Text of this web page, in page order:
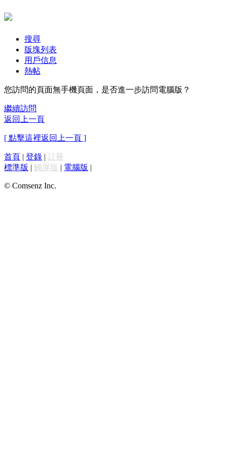
搜尋
版塊列表
用戶信息
熱帖
您訪問的頁面無手機頁面，是否進一步訪問電腦版？
繼續訪問
返回上一頁
[ 點擊這裡返回上一頁 ]
首頁 | 登錄 | 註冊
標準版 | 觸屏版 | 電腦版 |
© Comsenz Inc.